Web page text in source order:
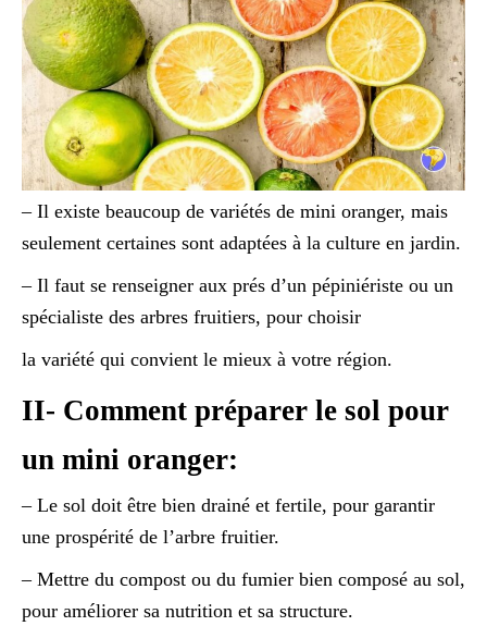
– Il existe beaucoup de variétés de mini oranger, mais
seulement certaines sont adaptées à la culture en jardin.
– Il faut se renseigner aux prés d’un pépiniériste ou un
spécialiste des arbres fruitiers, pour choisir
la variété qui convient le mieux à votre région.
II- Comment préparer le sol pour
un mini oranger:
– Le sol doit être bien drainé et fertile, pour garantir
une prospérité de l’arbre fruitier.
– Mettre du compost ou du fumier bien composé au sol,
pour améliorer sa nutrition et sa structure.